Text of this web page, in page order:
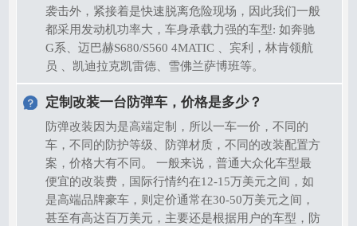
袭击外，紧接着是快速脱离危险现场，因此我们一般
都采用发动机功率大，车身承载力强的车型: 如奔驰
G系、迈巴赫S680/S560 4MATIC 、宾利，林肯领航
员 、凯迪拉克凯雷德、雪佛兰萨博班等。
定制改装一台防弹车，价格是多少？
防弹改装因为是高端定制，所以一车一价，不同的
车，不同的防护等级、防弹材质，不同的改装配置方
案，价格大有不同。 一般来说，普通大众化车型最
便宜的改装费，国际行情约在12-15万美元之间，如
是高端品牌豪车，则定价通常在30-50万美元之间，
甚至有高达百万美元，主要还是根据用户的车型，防